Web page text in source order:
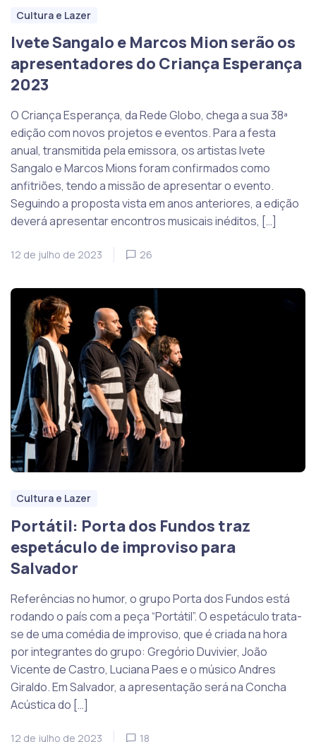
Cultura e Lazer
Ivete Sangalo e Marcos Mion serão os
apresentadores do Criança Esperança
2023
O Criança Esperança, da Rede Globo, chega a sua 38ª
edição com novos projetos e eventos. Para a festa
anual, transmitida pela emissora, os artistas Ivete
Sangalo e Marcos Mions foram confirmados como
anfitriões, tendo a missão de apresentar o evento.
Seguindo a proposta vista em anos anteriores, a edição
deverá apresentar encontros musicais inéditos, […]
12 de julho de 2023 26
Cultura e Lazer
Portátil: Porta dos Fundos traz
espetáculo de improviso para
Salvador
Referências no humor, o grupo Porta dos Fundos está
rodando o país com a peça “Portátil”. O espetáculo trata-
se de uma comédia de improviso, que é criada na hora
por integrantes do grupo: Gregório Duvivier, João
Vicente de Castro, Luciana Paes e o músico Andres
Giraldo. Em Salvador, a apresentação será na Concha
Acústica do […]
12 de julho de 2023 18